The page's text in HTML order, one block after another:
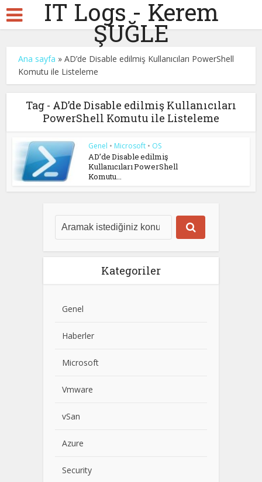
IT Logs - Kerem
ŞUĞLE
Ana sayfa »AD’de Disable edilmiş Kullanıcıları PowerShell
Komutu ile Listeleme
Tag - AD’de Disable edilmiş Kullanıcıları
PowerShell Komutu ile Listeleme
Genel • Microsoft • OS
AD’de Disable edilmiş
Kullanıcıları PowerShell
Komutu...
Kategoriler
Genel
Haberler
Microsoft
Vmware
vSan
Azure
Security